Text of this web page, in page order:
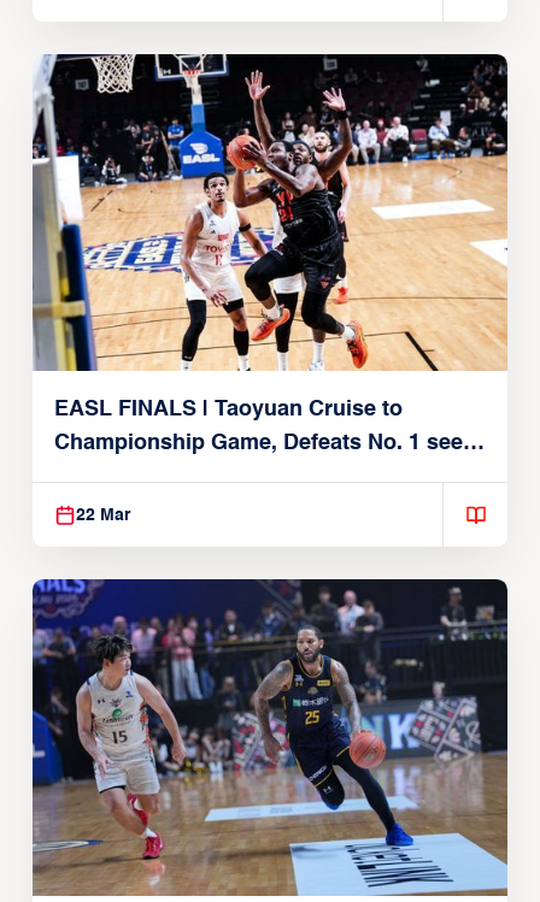
EASL FINALS | Taoyuan Cruise to
Championship Game, Defeats No. 1 seed
Alvark Tokyo
22 Mar